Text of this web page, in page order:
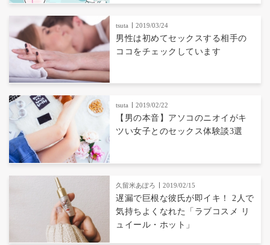
tsuta 2019/03/24
男性は初めてセックスする相手の
ココをチェックしています
tsuta 2019/02/22
【男の本音】アソコのニオイがキ
ツい女子とのセックス体験談3選
久留米あぽろ 2019/02/15
遅漏で巨根な彼氏が即イキ！ 2人で
気持ちよくなれた「ラブコスメ リ
ュイール・ホット」